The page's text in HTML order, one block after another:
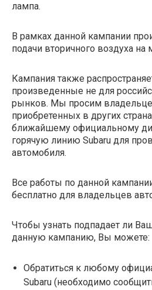
лампа.
В рамках данной кампании
подачи вторичного воздуха
Кампания также
произведенные не для
рынков. Мы просим
приобретенных в других
ближайшему официальному
горячую линию Subaru для
автомобиля.
Все работы по данной
бесплатно для владельцев
Чтобы узнать подпадает ли
данную кампанию, Вы можете:
Обратиться к любому
Subaru (необходимо